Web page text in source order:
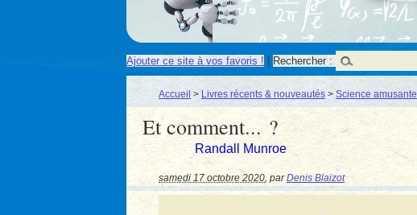
Ajouter ce site à vos favoris ! | Rechercher :
Accueil > Livres récents & nouveautés > Science amusante
Et comment... ?
Randall Munroe
samedi 17 octobre 2020 parDenis Blaizot